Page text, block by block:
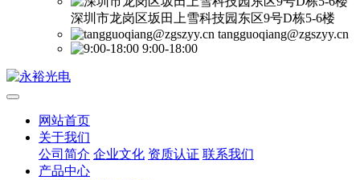
深圳市龙岗区坂田上雪科技园东区9号D栋5-6楼
tangguoqiang@zgszyy.cn
9:00-18:00
网站首页
关于我们
公司简介 企业文化 资质认证 联系我们
产品中心